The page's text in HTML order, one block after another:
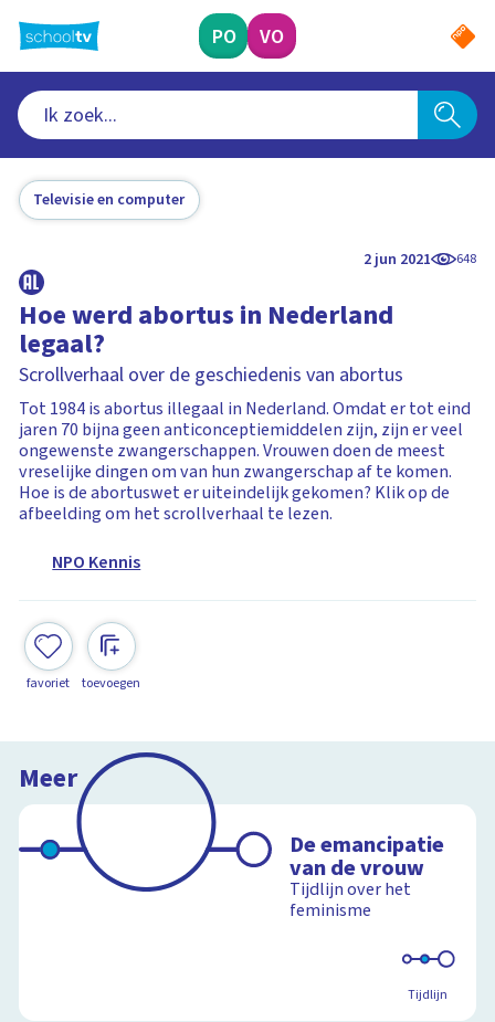
naar
hoofdinhoud
PO VO
Televisie en computer
2 jun 2021 648
Hoe werd abortus in Nederland
legaal?
Scrollverhaal over de geschiedenis van abortus
Tot 1984 is abortus illegaal in Nederland. Omdat er tot eind
jaren 70 bijna geen anticonceptiemiddelen zijn, zijn er veel
ongewenste zwangerschappen. Vrouwen doen de meest
vreselijke dingen om van hun zwangerschap af te komen.
Hoe is de abortuswet er uiteindelijk gekomen? Klik op de
afbeelding om het scrollverhaal te lezen.
NPO Kennis
favoriet toevoegen
Meer
De emancipatie
van de vrouw
Tijdlijn over het
feminisme
Tijdlijn